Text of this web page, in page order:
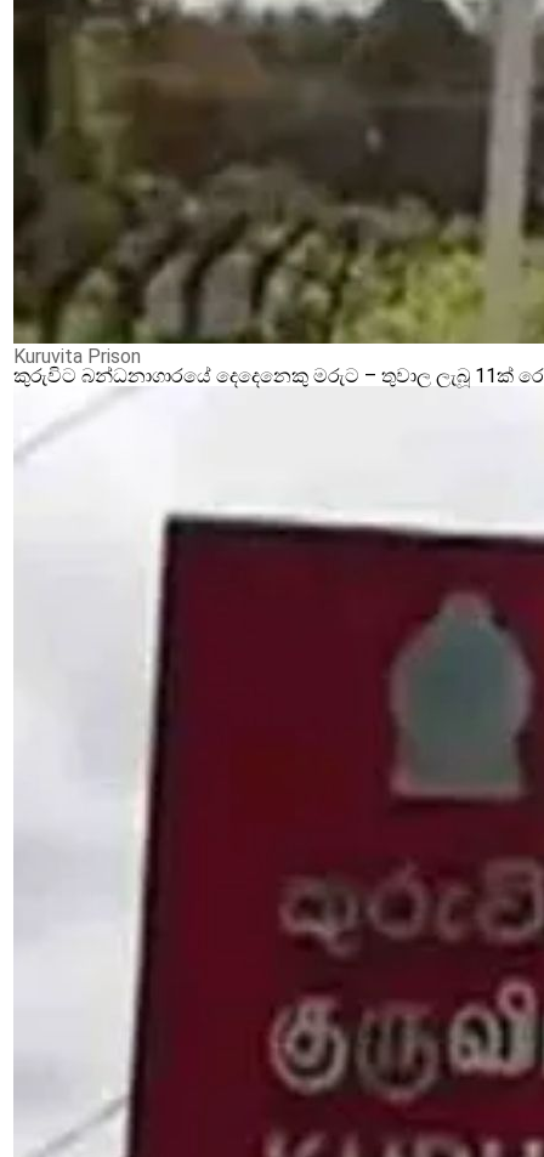
Kuruvita Prison
කුරුවිට බන්ධනාගාරයේ දෙදෙනෙකු මරුට – තුවාල ලැබූ 11ක්